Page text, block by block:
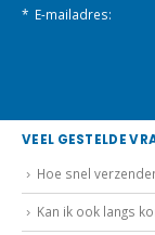
* E-mailadres:
VEEL GESTELDE
Hoe snel
Kan ik ook langs